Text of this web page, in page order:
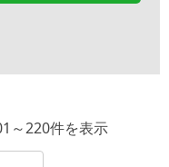
～220件を表示